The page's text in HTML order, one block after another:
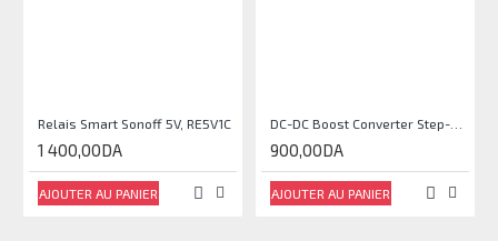
Relais Smart Sonoff 5V, RE5V1C
1 400,00DA
AJOUTER AU PANIER
DC-DC Boost Converter Step-Up Power Module Output 5V-35V
900,00DA
AJOUTER AU PANIER